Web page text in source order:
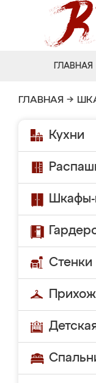
ГЛАВНАЯ
ГЛАВНАЯ →
Кухни
Шкафы-
Стенки